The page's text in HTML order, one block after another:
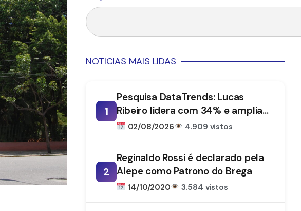
NOTICIAS MAIS LIDAS
1
Pesquisa DataTrends: Lucas
Ribeiro lidera com 34% e amplia
vantagem na disputa pelo
02/08/2026 4.909 vistos
2
Reginaldo Rossi é declarado pela
Alepe como Patrono do Brega
14/10/2020 3.584 vistos